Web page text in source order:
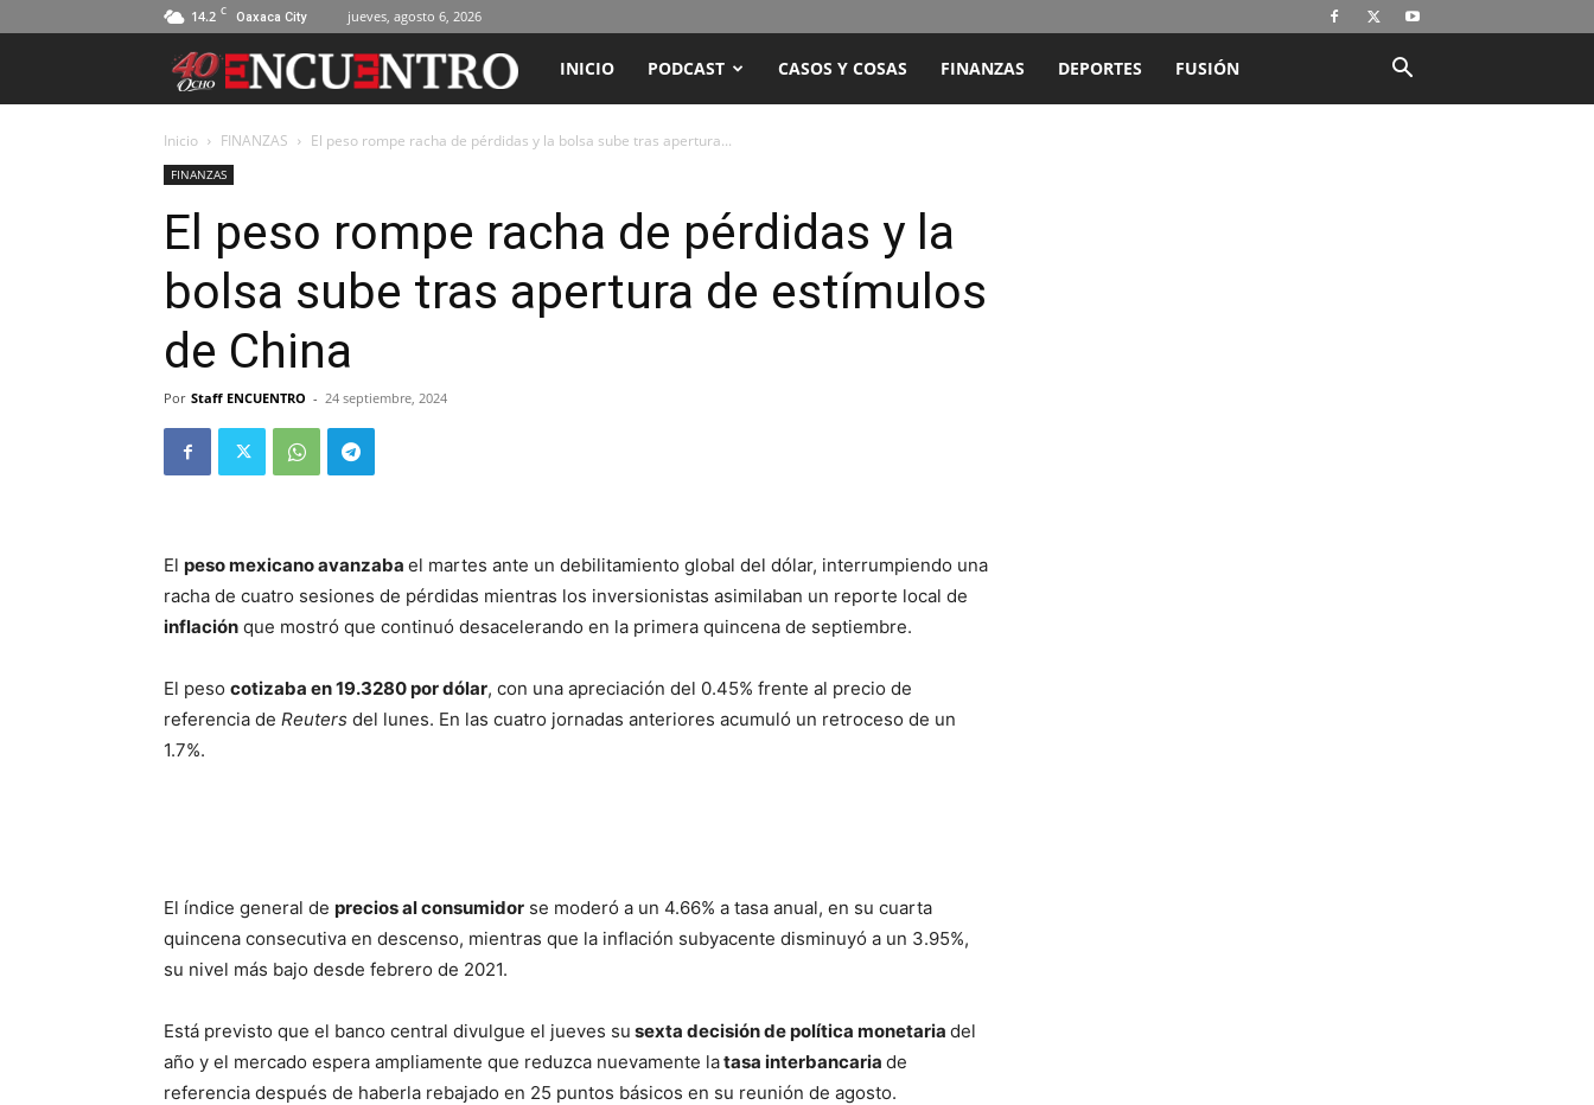
14.2 C Oaxaca City jueves, agosto 6, 2026
ENCUENTRO
RADIO
TELEVISIÓN
INICIO PODCAST CASOS Y COSAS FINANZAS DEPORTES FUSIÓN
Inicio FINANZAS El peso rompe racha de pérdidas y la bolsa sube tras apertura...
FINANZAS
El peso rompe racha de pérdidas y la
bolsa sube tras apertura de estímulos
de China
Por Staff ENCUENTRO - 24 septiembre, 2024
El peso mexicano avanzaba el martes ante un debilitamiento global del dólar, interrumpiendo una
racha de cuatro sesiones de pérdidas mientras los inversionistas asimilaban un reporte local de
inflación que mostró que continuó desacelerando en la primera quincena de septiembre.
El peso cotizaba en 19.3280 por dólar, con una apreciación del 0.45% frente al precio de
referencia de Reuters del lunes. En las cuatro jornadas anteriores acumuló un retroceso de un
1.7%.
El índice general de precios al consumidor se moderó a un 4.66% a tasa anual, en su cuarta
quincena consecutiva en descenso, mientras que la inflación subyacente disminuyó a un 3.95%,
su nivel más bajo desde febrero de 2021.
Está previsto que el banco central divulgue el jueves su sexta decisión de política monetaria del
año y el mercado espera ampliamente que reduzca nuevamente latasa interbancaria de
referencia después de haberla rebajado en 25 puntos básicos en su reunión de agosto.